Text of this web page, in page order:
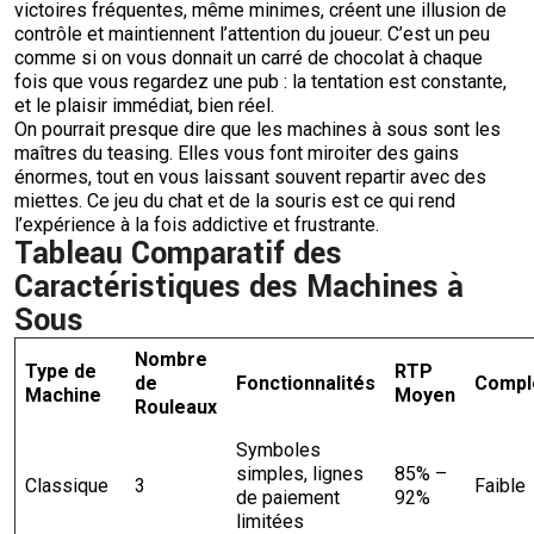
victoires fréquentes, même minimes, créent une illusion de
contrôle et maintiennent l’attention du joueur. C’est un peu
comme si on vous donnait un carré de chocolat à chaque
fois que vous regardez une pub : la tentation est constante,
et le plaisir immédiat, bien réel.
On pourrait presque dire que les machines à sous sont les
maîtres du teasing. Elles vous font miroiter des gains
énormes, tout en vous laissant souvent repartir avec des
miettes. Ce jeu du chat et de la souris est ce qui rend
l’expérience à la fois addictive et frustrante.
Tableau Comparatif des
Caractéristiques des Machines à
Sous
Type de
Machine
Nombre
de
Rouleaux
Fonctionnalités
RTP
Moyen
Classique 3
Symboles
simples, lignes
de paiement
limitées
85% –
92%
Faible